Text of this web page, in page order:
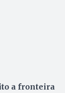
a fronteira